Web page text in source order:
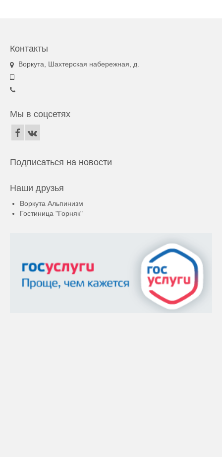
Контакты
Воркута, Шахтерская набережная, д.
Мы в соцсетях
Подписаться на новости
Наши друзья
Воркута Альпинизм
Гостиница "Горняк"